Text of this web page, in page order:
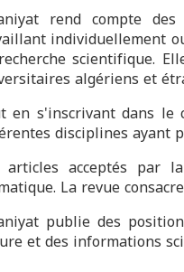
rend compte
individuellement
scientifique.
algériens et
en s'inscrivant dans
disciplines ayant
articles acceptés par
La revue
publie des
et des informations